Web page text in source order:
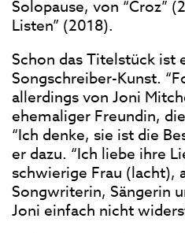
Solopause, von “Croz”
Listen” (2018).
Schon das Titelstück ist
Songschreiber-Kunst.
allerdings von Joni
ehemaliger Freundin,
“Ich denke, sie ist die
er dazu. “Ich liebe ihre
schwierige Frau (lacht),
Songwriterin, Sängerin
Joni einfach nicht